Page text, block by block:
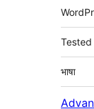
भाषा